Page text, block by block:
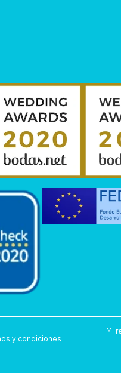
y condiciones
Mi